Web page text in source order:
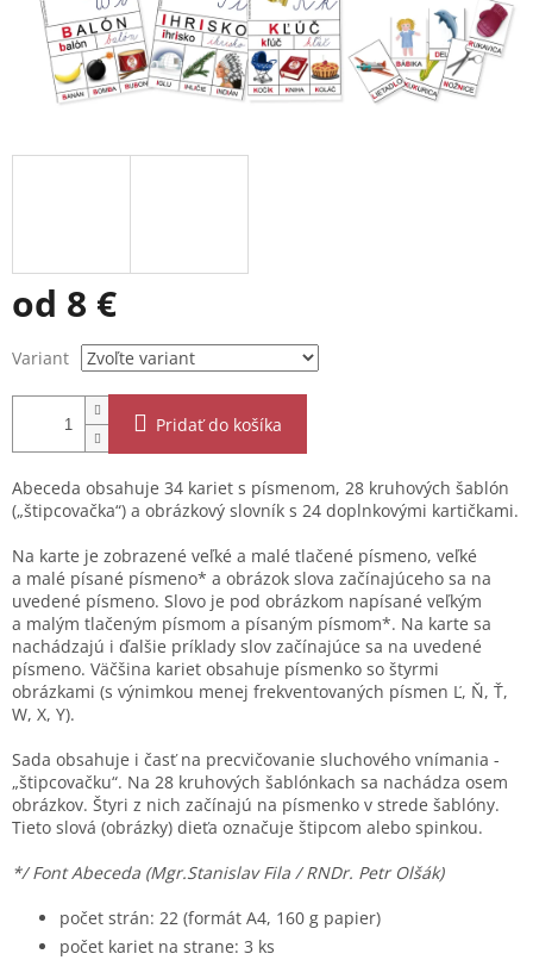
od 8 €
Jednotková
cena:
Variant
Pridať do košíka
Abeceda obsahuje 34 kariet s písmenom, 28 kruhových šablón
(„štipcovačka“) a obrázkový slovník s 24 doplnkovými kartičkami.
Na karte je zobrazené veľké a malé tlačené písmeno, veľké
a malé písané písmeno* a obrázok slova začínajúceho sa na
uvedené písmeno. Slovo je pod obrázkom napísané veľkým
a malým tlačeným písmom a písaným písmom*. Na karte sa
nachádzajú i ďalšie príklady slov začínajúce sa na uvedené
písmeno. Väčšina kariet obsahuje písmenko so štyrmi
obrázkami (s výnimkou menej frekventovaných písmen Ľ, Ň, Ť,
W, X, Y).
Sada obsahuje i časť na precvičovanie sluchového vnímania -
„štipcovačku“. Na 28 kruhových šablónkach sa nachádza osem
obrázkov. Štyri z nich začínajú na písmenko v strede šablóny.
Tieto slová (obrázky) dieťa označuje štipcom alebo spinkou.
*/ Font Abeceda (Mgr.Stanislav Fila / RNDr. Petr Olšák)
počet strán: 22 (formát A4, 160 g papier)
počet kariet na strane: 3 ks